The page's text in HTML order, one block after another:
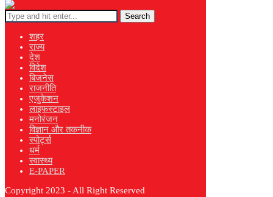
Search
शहर
राज्य
देश
विदेश
बिजनेस
राजनीति
एजुकेशन
लाइफस्टाइल
मनोरंजन
विज्ञान और तकनीक
स्पोर्ट्स
धर्म
स्वास्थ्य
E-PAPER
Copyright 2023 - All Right Reserved